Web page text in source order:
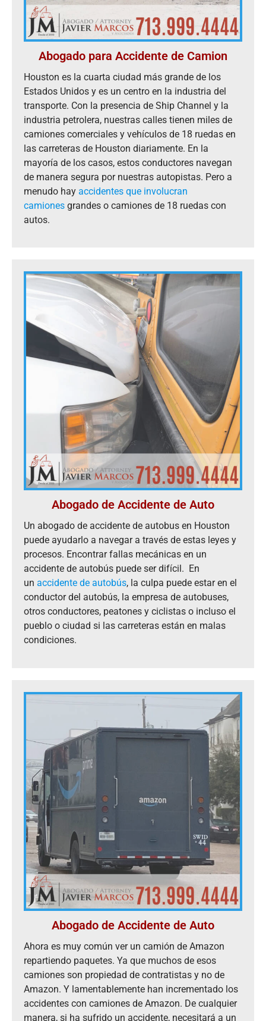
Abogado para Accidente de Camion
Houston es la cuarta ciudad más grande de los
Estados Unidos y es un centro en la industria del
transporte. Con la presencia de Ship Channel y la
industria petrolera, nuestras calles tienen miles de
camiones comerciales y vehículos de 18 ruedas en
las carreteras de Houston diariamente. En la
mayoría de los casos, estos conductores navegan
de manera segura por nuestras autopistas. Pero a
menudo hay accidentes que involucran
camiones grandes o camiones de 18 ruedas con
autos.
Abogado de Accidente de Auto
Un abogado de accidente de autobus en Houston
puede ayudarlo a navegar a través de estas leyes y
procesos. Encontrar fallas mecánicas en un
accidente de autobús puede ser difícil. En
un accidente de autobús, la culpa puede estar en el
conductor del autobús, la empresa de autobuses,
otros conductores, peatones y ciclistas o incluso el
pueblo o ciudad si las carreteras están en malas
condiciones.
Abogado de Accidente de Auto
Ahora es muy común ver un camión de Amazon
repartiendo paquetes. Ya que muchos de esos
camiones son propiedad de contratistas y no de
Amazon. Y lamentablemente han incrementado los
accidentes con camiones de Amazon. De cualquier
manera, si ha sufrido un accidente, necesitará a un